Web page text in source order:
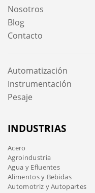
Nosotros
Blog
Contacto
Automatización
Instrumentación
Pesaje
INDUSTRIAS
Acero
Agroindustria
Agua y Efluentes
Alimentos y Bebidas
Automotriz y Autopartes